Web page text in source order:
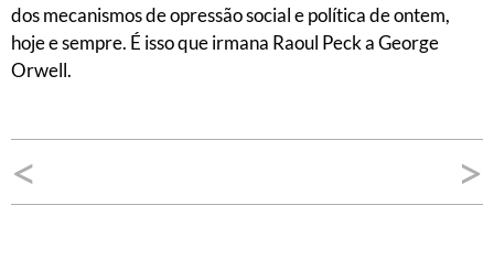
dos mecanismos de opressão social e política de ontem,
hoje e sempre. É isso que irmana Raoul Peck a George
Orwell.
Navegação
de
< >